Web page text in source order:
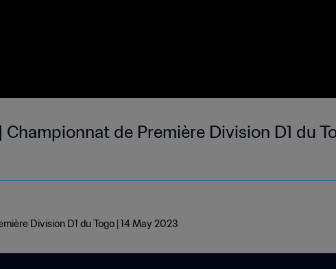
Championnat de Première Division D1 du
Division D1 du Togo | 14 May 2023